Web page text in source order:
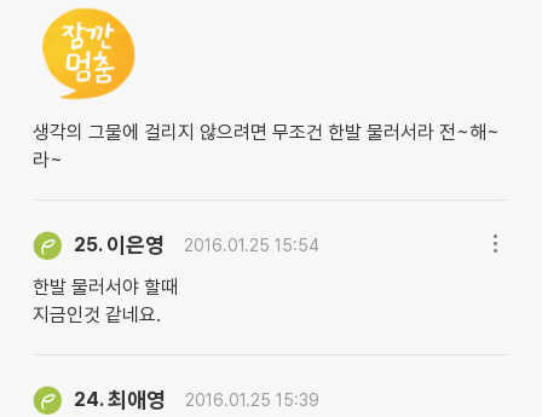
생각의 그물에 걸리지 않으려면 무조건 한발 물러서라 전~해~
라~
25. 이은영 2016.01.25 15:54
한발 물러서야 할때
지금인것 같네요.
24.최애영 2016.01.25 15:39